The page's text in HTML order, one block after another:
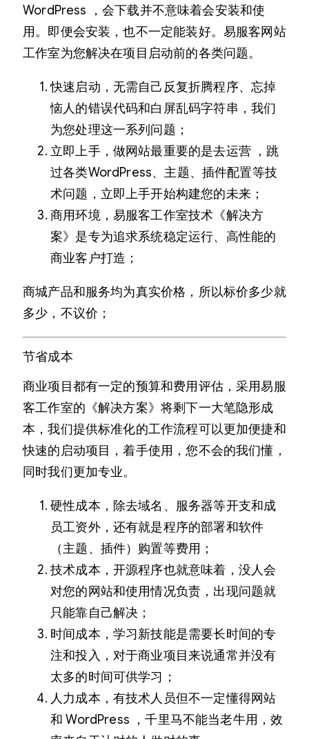
WordPress ，会下载并不意味着会安装和使
用。即便会安装，也不一定能装好。易服客网站
工作室为您解决在项目启动前的各类问题。
快速启动，无需自己反复折腾程序、忘掉
恼人的错误代码和白屏乱码字符串，我们
为您处理这一系列问题；
立即上手，做网站最重要的是去运营 ，跳
过各类WordPress、主题、插件配置等技
术问题，立即上手开始构建您的未来；
商用环境，易服客工作室技术《解决方
案》是专为追求系统稳定运行、高性能的
商业客户打造；
商城产品和服务均为真实价格，所以标价多少就
多少，不议价；
节省成本
商业项目都有一定的预算和费用评估，采用易服
客工作室的《解决方案》将剩下一大笔隐形成
本，我们提供标准化的工作流程可以更加便捷和
快速的启动项目，着手使用，您不会的我们懂，
同时我们更加专业。
硬性成本，除去域名、服务器等开支和成
员工资外，还有就是程序的部署和软件
（主题、插件）购置等费用；
技术成本，开源程序也就意味着，没人会
对您的网站和使用情况负责，出现问题就
只能靠自己解决；
时间成本，学习新技能是需要长时间的专
注和投入，对于商业项目来说通常并没有
太多的时间可供学习；
人力成本，有技术人员但不一定懂得网站
和 WordPress ，千里马不能当老牛用，效